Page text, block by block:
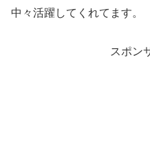
中々活躍してくれてます。
スポン